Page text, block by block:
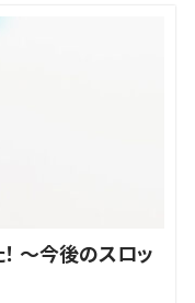
～今後のスロッ